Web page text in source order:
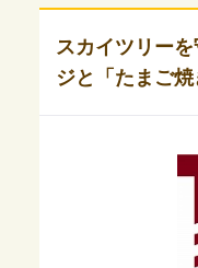
スカイツリー
ジと「たまご焼